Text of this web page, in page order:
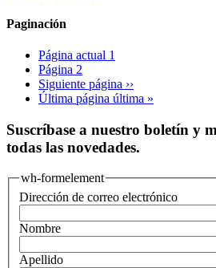
Paginación
Página actual 1
Página 2
Siguiente página ››
Última página última »
Suscríbase a nuestro boletín y
todas las novedades.
wh-formelement
Dirección de correo electrónico
Nombre
Apellido